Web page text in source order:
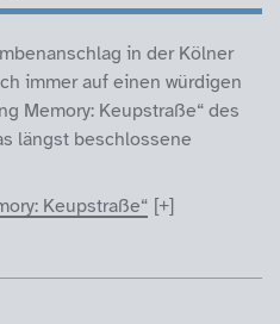
in der Kölner
immer auf einen würdigen
Memory: Keupstraße“ des
längst beschlossene
Keupstraße“